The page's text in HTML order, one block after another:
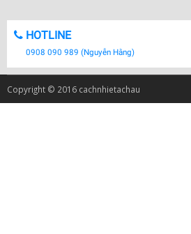
HOTLINE
0908 090 989 (Nguyễn Hằng)
Copyright © 2016 cachnhietachau